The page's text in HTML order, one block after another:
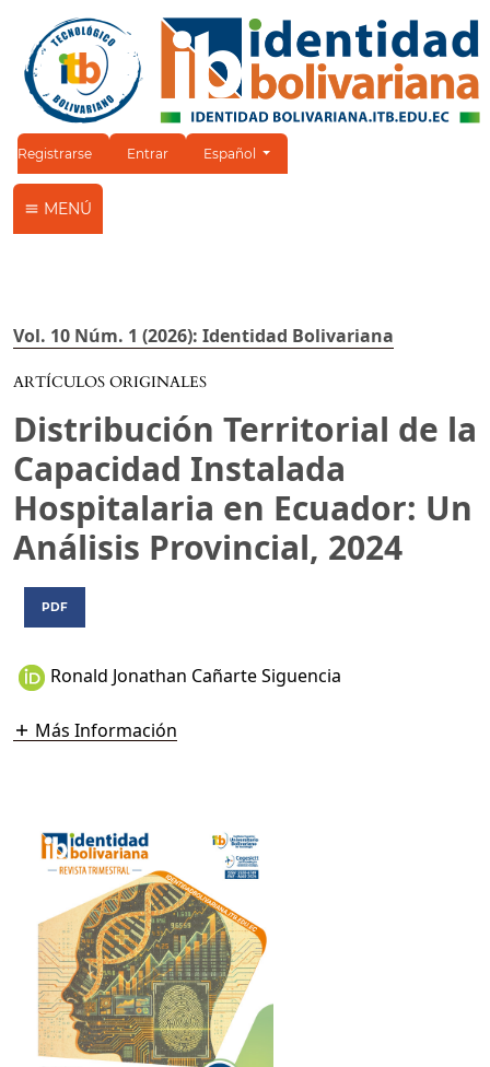
Registrarse Entrar Cambiar el idioma. El idioma actual es:
Español
MENÚ
Vol. 10 Núm. 1 (2026): Identidad Bolivariana
ARTÍCULOS ORIGINALES
Distribución Territorial de la
Capacidad Instalada
Hospitalaria en Ecuador: Un
Análisis Provincial, 2024
PDF
Ronald Jonathan Cañarte Siguencia
Más Información